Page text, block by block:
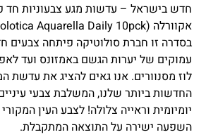
חדש בישראל – עדשות מגע צבעוניות חד
אקוורלה (Solotica Aquarella Daily 10pck) בגוונים טבעיים.
בסדרה זו חברת סולוטיקה פיתחה צבעים
עמוקים של יערות הגשם באמזונס ועד
לוז מסנוורים. אנו גאים להציג את עדשת
החדשות ביותר שלנו, המשלבת צבעי
יומיומית וראייה צלולה! לצבע העין המקורי
השפעה ישירה על התוצאה המתקבלת.